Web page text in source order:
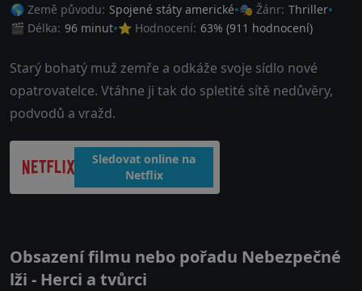
🌎 Země původu: Spojené státy americké 🎭 Žánr: Thriller
🎬 Délka: 96 minut ⭐ Hodnocení: 63% (911 hodnocení)
Starý bohatý muž zemře a odkáže svoje sídlo nové
opatrovatelce. Vtáhne ji tak do spletité sítě nedůvěry,
podvodů a vražd.
Sledovat online na
Netflix
Obsazení filmu nebo pořadu Nebezpečné
lži - Herci a tvůrci